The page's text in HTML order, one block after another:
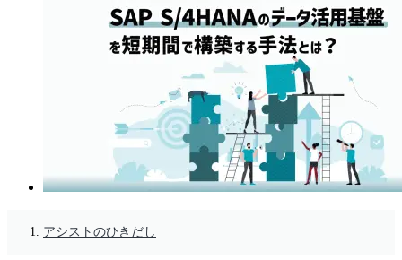
アシストのひきだし